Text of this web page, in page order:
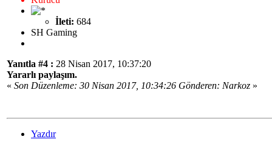
İleti: 684
SH Gaming
Yanıtla #4 : 28 Nisan 2017, 10:37:20
Yararlı paylaşım.
« Son Düzenleme: 30 Nisan 2017, 10:34:26 Gönderen: Narkoz »
Yazdır